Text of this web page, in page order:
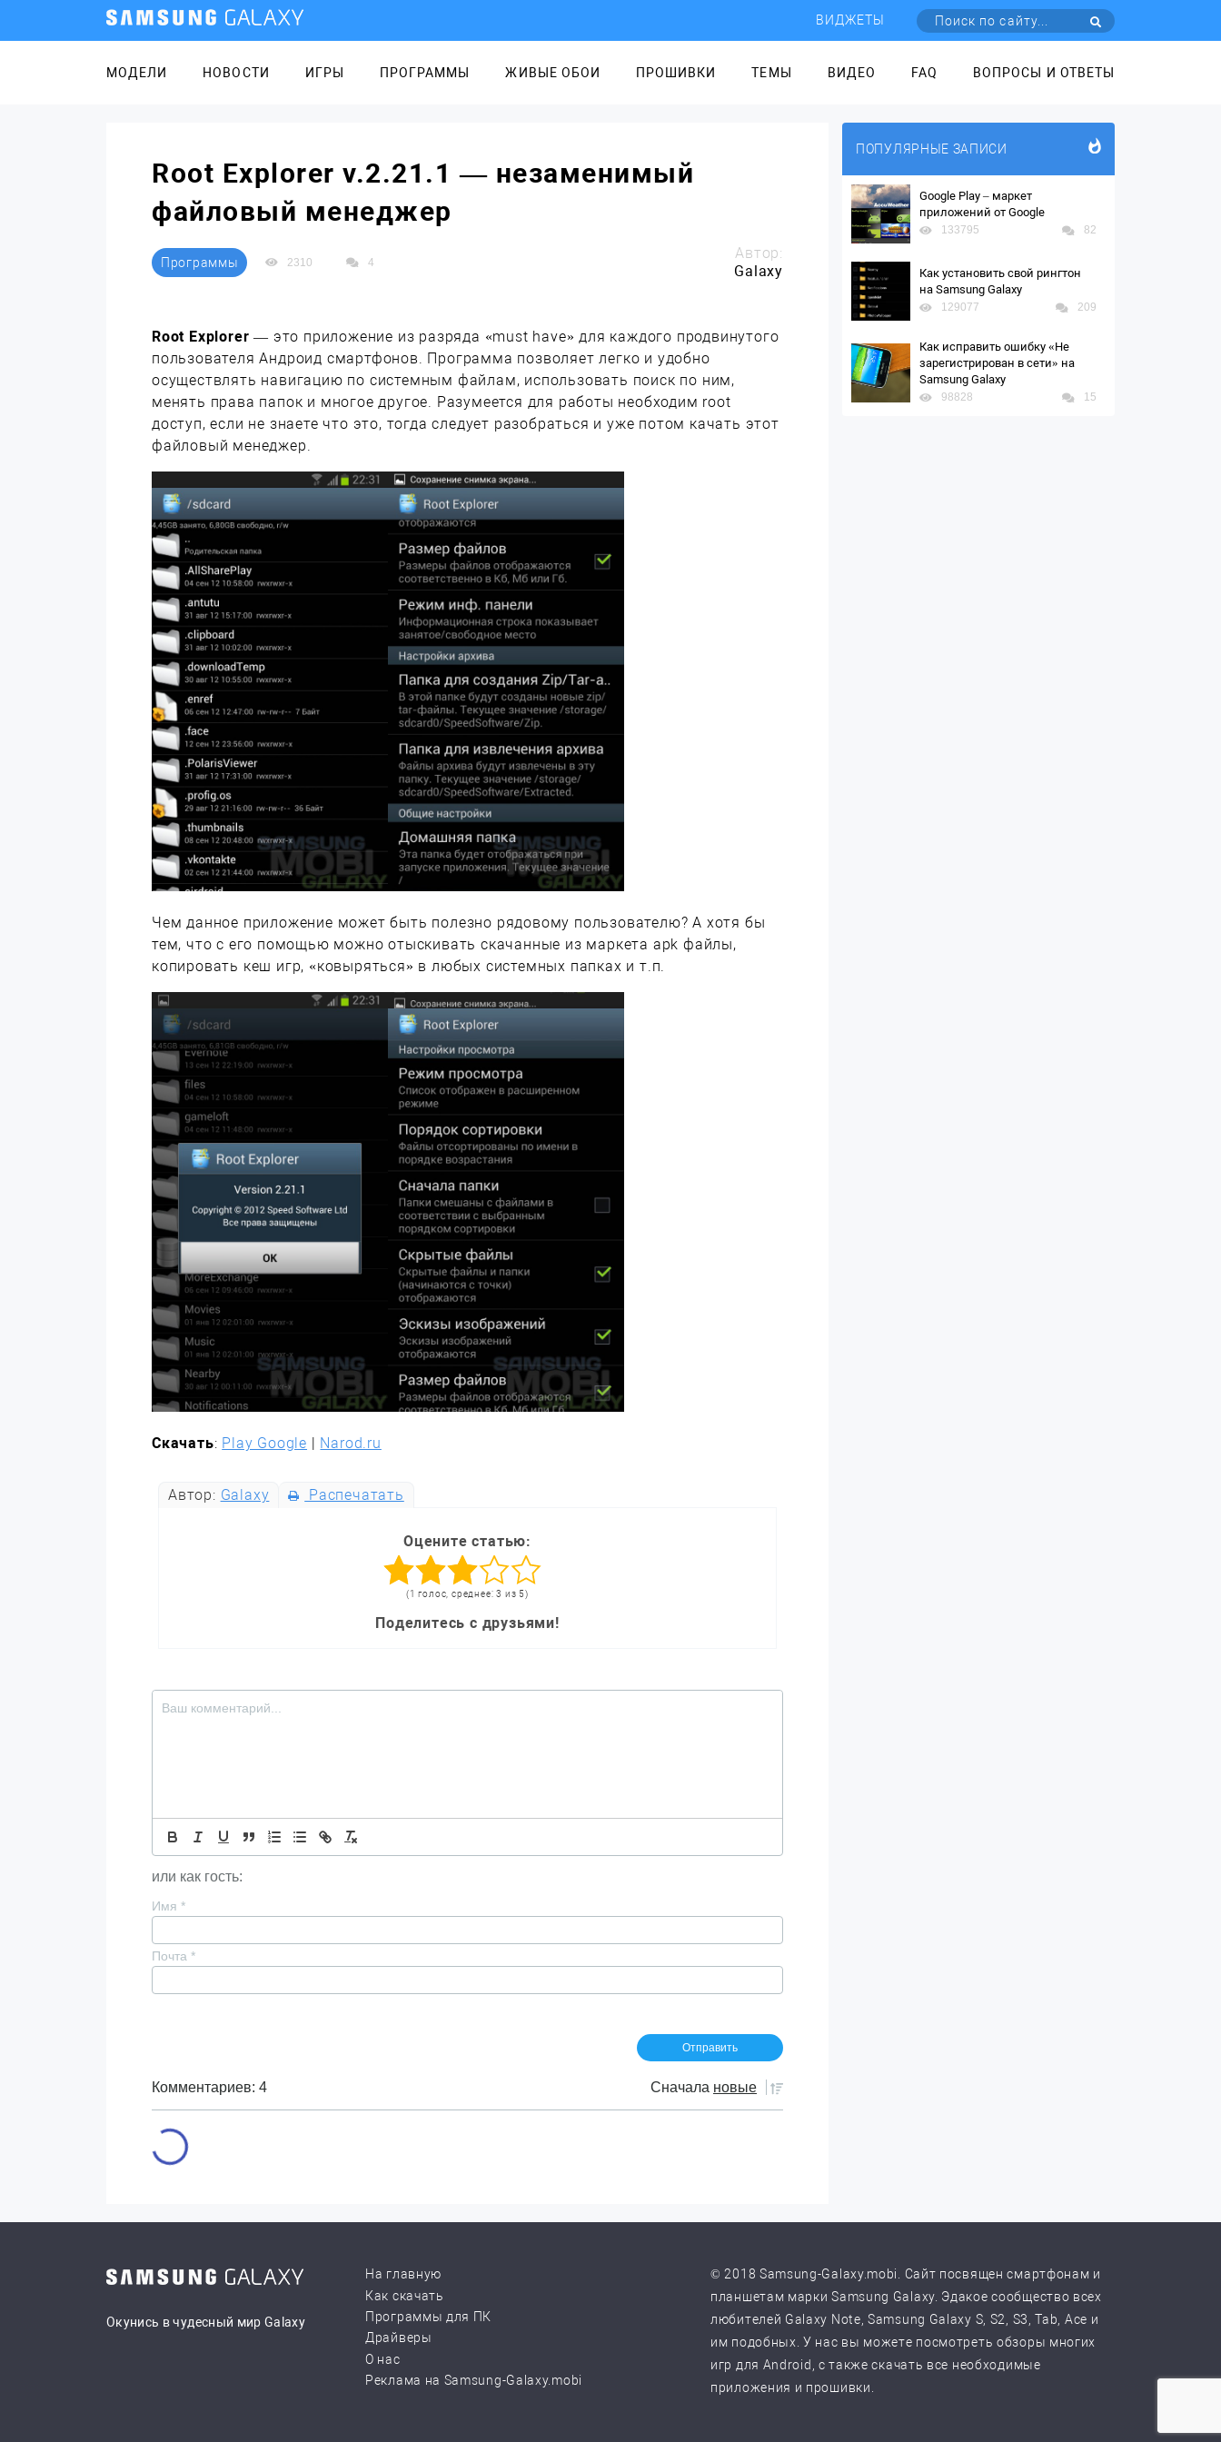
ВИДЖЕТЫ
МОДЕЛИ НОВОСТИ ИГРЫ ПРОГРАММЫ ЖИВЫЕ ОБОИ ПРОШИВКИ ТЕМЫ ВИДЕО FAQ ВОПРОСЫ И ОТВЕТЫ
Root Explorer v.2.21.1 — незаменимый
файловый менеджер
Программы 2310 4
Автор:
Galaxy
Root Explorer — это приложение из разряда «must have» для каждого продвинутого
пользователя Андроид смартфонов. Программа позволяет легко и удобно
осуществлять навигацию по системным файлам, использовать поиск по ним,
менять права папок и многое другое. Разумеется для работы необходим root
доступ, если не знаете что это, тогда следует разобраться и уже потом качать этот
файловый менеджер.
Чем данное приложение может быть полезно рядовому пользователю? А хотя бы
тем, что с его помощью можно отыскивать скачанные из маркета apk файлы,
копировать кеш игр, «ковыряться» в любых системных папках и т.п.
Скачать: Play Google Narod.ru
Автор: Galaxy Распечатать
Оцените статью:
(1 голос, среднее: 3 из 5)
Поделитесь с друзьями!
или как гость:
Имя *
Почта *
Комментариев: 4 Сначала новые
ПОПУЛЯРНЫЕ ЗАПИСИ
Google Play – маркет
приложений от Google
133795 82
Как установить свой рингтон
на Samsung Galaxy
129077 209
Как исправить ошибку «Не
зарегистрирован в сети» на
Samsung Galaxy
98828 15
Окунись в чудесный мир Galaxy
На главную
Как скачать
Программы для ПК
Драйверы
О нас
Реклама на Samsung-Galaxy.mobi
© 2018 Samsung-Galaxy.mobi. Сайт посвящен смартфонам и
планшетам марки Samsung Galaxy. Эдакое сообщество всех
любителей Galaxy Note, Samsung Galaxy S, S2, S3, Tab, Ace и
им подобных. У нас вы можете посмотреть обзоры многих
игр для Android, с также скачать все необходимые
приложения и прошивки.